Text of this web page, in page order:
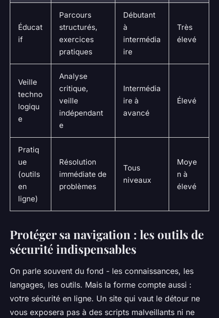
Éducat
if
Parcours
structurés,
exercices
pratiques
Débutant
à
intermédia
ire
Très
élevé
Veille
techno
logiqu
e
Analyse
critique,
veille
indépendant
e
Intermédia
ire à
avancé
Élevé
Pratiq
ue
(outils
en
ligne)
Résolution
immédiate de
problèmes
Tous
niveaux
Moye
n à
élevé
Protéger sa navigation : les outils de
sécurité indispensables
On parle souvent du fond - les connaissances, les
langages, les outils. Mais la forme compte aussi :
votre sécurité en ligne. Un site qui vaut le détour ne
vous exposera pas à des scripts malveillants ni ne